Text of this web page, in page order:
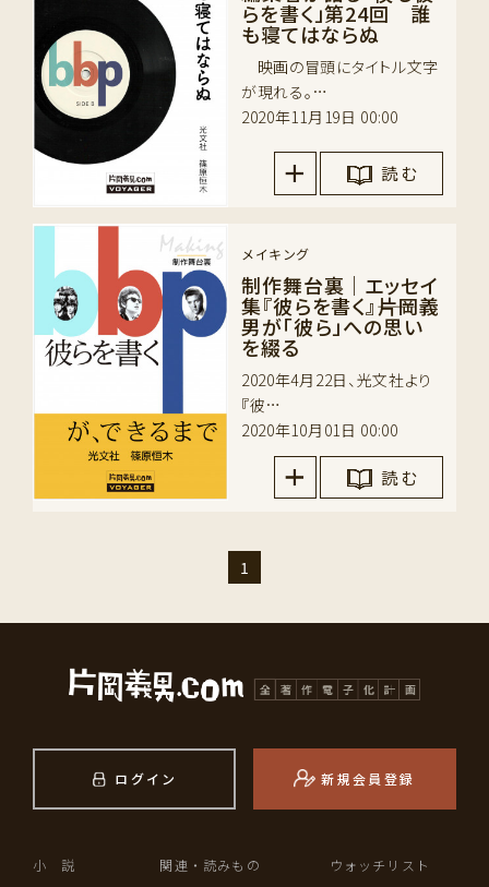
らを書く」第24回 誰
も寝てはならぬ
映画の冒頭にタイトル文字
が現れる。…
2020年11月19日 00:00
読 む
メイキング
制作舞台裏｜エッセイ
集『彼らを書く』――片岡義
男が「彼ら」への思い
を綴る
2020年4月22日、光文社より
『彼…
2020年10月01日 00:00
読 む
1
ログイン 新規会員登録
小 説 関連・読みもの ウォッチリスト